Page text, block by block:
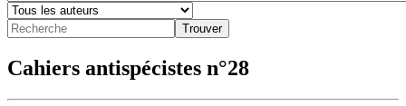
Cahiers antispécistes n°28